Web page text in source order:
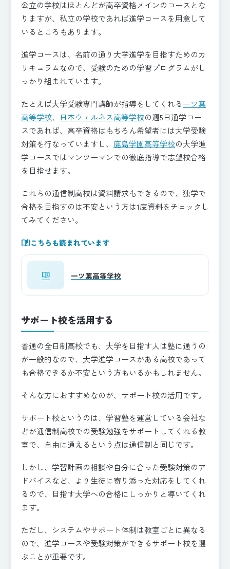
公立の学校はほとんどが高卒資格メインのコースとな
りますが、私立の学校であれば進学コースを用意して
いるところもあります。
進学コースは、名前の通り大学進学を目指すためのカ
リキュラムなので、受験のための学習プログラムがし
っかり組まれています。
たとえば大学受験専門講師が指導をしてくれる一ツ葉
高等学校、 日本ウェルネス高等学校の週5日通学コー
スであれば、高卒資格はもちろん希望者には大学受験
対策を行なっていますし、 鹿島学園高等学校の大学進
学コースではマンツーマンでの徹底指導で志望校合格
を目指せます。
これらの通信制高校は資料請求もできるので、独学で
合格を目指すのは不安という方は1度資料をチェックし
てみてください。
auto_storiesこちらも読まれています
menu_book 一ツ葉高等学校
サポート校を活用する
普通の全日制高校でも、大学を目指す人は塾に通うの
が一般的なので、大学進学コースがある高校であって
も合格できるか不安という方もいるかもしれません。
そんな方におすすめなのが、サポート校の活用です。
サポート校というのは、学習塾を運営している会社な
どが通信制高校での受験勉強をサポートしてくれる教
室で、自由に通えるという点は通信制と同じです。
しかし、学習計画の相談や自分に合った受験対策のア
ドバイスなど、より生徒に寄り添った対応をしてくれ
るので、目指す大学への合格にしっかりと導いてくれ
ます。
ただし、システムやサポート体制は教室ごとに異なる
ので、進学コースや受験対策ができるサポート校を選
ぶことが重要です。